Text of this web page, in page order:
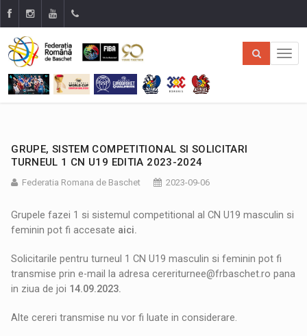
GRUPE, SISTEM COMPETITIONAL SI SOLICITARI
TURNEUL 1 CN U19 EDITIA 2023-2024
Federatia Romana de Baschet 2023-09-06
Grupele fazei 1 si sistemul competitional al CN U19 masculin si
feminin pot fi accesate aici.
Solicitarile pentru turneul 1 CN U19 masculin si feminin pot fi
transmise prin e-mail la adresa cereriturnee@frbaschet.ro pana
in ziua de joi 14.09.2023.
Alte cereri transmise nu vor fi luate in considerare.